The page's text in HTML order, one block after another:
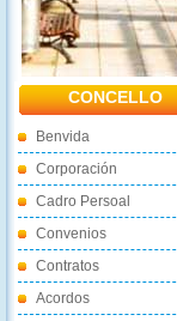
CONCELLO
Benvida
Corporación
Cadro Persoal
Convenios
Contratos
Acordos